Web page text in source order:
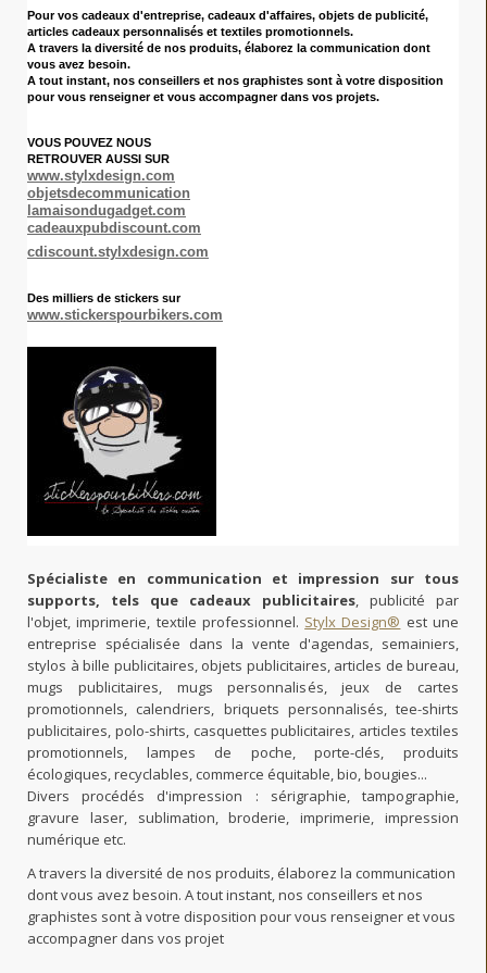
Pour vos cadeaux d'entreprise, cadeaux d'affaires, objets de publicité,
articles cadeaux personnalisés et textiles promotionnels.
A travers la diversité de nos produits, élaborez la communication dont
vous avez besoin.
A tout instant, nos conseillers et nos graphistes sont à votre disposition
pour vous renseigner et vous accompagner dans vos projets.
VOUS POUVEZ NOUS
RETROUVER AUSSI SUR
www.stylxdesign.com
objetsdecommunication
lamaisondugadget.com
cadeauxpubdiscount.com
cdiscount.stylxdesign.com
Des milliers de stickers sur
www.stickerspourbikers.com
Spécialiste en communication et impression sur tous
supports, tels que cadeaux publicitaires, publicité par
l'objet, imprimerie, textile professionnel. Stylx Design® est une
entreprise spécialisée dans la vente d'agendas, semainiers,
stylos à bille publicitaires, objets publicitaires, articles de bureau,
mugs publicitaires, mugs personnalisés, jeux de cartes
promotionnels, calendriers, briquets personnalisés, tee-shirts
publicitaires, polo-shirts, casquettes publicitaires, articles textiles
promotionnels, lampes de poche, porte-clés, produits
écologiques, recyclables, commerce équitable, bio, bougies...
Divers procédés d'impression : sérigraphie, tampographie,
gravure laser, sublimation, broderie, imprimerie, impression
numérique etc.
A travers la diversité de nos produits, élaborez la communication
dont vous avez besoin. A tout instant, nos conseillers et nos
graphistes sont à votre disposition pour vous renseigner et vous
accompagner dans vos projet